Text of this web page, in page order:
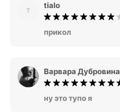
T
tialo
прикол
Варвара Дубровина
ну это тупо я